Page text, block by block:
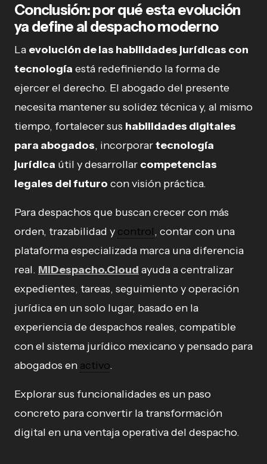
Conclusión: por qué esta evolución
ya define al despacho moderno
La evolución de las habilidades jurídicas con
tecnología está redefiniendo la forma de
ejercer el derecho. El abogado del presente
necesita mantener su solidez técnica y, al mismo
tiempo, fortalecer sus habilidades digitales
para abogados, incorporartecnología
jurídica útil y desarrollar competencias
legales del futuro con visión práctica.
Para despachos que buscan crecer con más
orden, trazabilidad y control, contar con una
plataforma especializada marca una diferencia
real. MiDespacho.Cloud ayuda a centralizar
expedientes, tareas, seguimiento y operación
jurídica en un solo lugar, basado en la
experiencia de despachos reales, compatible
con el sistema jurídico mexicano y pensado para
abogados en activo.
Explorar sus funcionalidades es un paso
concreto para convertir la transformación
digital en una ventaja operativa del despacho.